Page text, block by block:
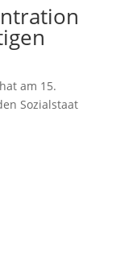
am 15.
Sozialstaat